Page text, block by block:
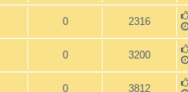
0 2316
0 3200
0 3812